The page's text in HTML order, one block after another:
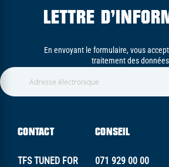
LETTRE
En envoyant le formulaire, vous
traitement des
CONTACT
TFS TUNED FOR
CONSEIL
071 929 00 00